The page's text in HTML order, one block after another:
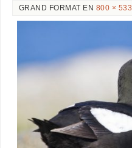
GRAND FORMAT EN 800 × 533